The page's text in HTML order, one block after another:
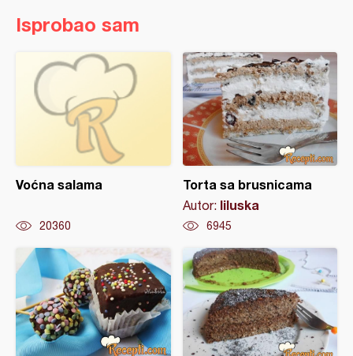
Isprobao sam
Voćna salama
20360
Torta sa brusnicama
Autor: liluska
6945